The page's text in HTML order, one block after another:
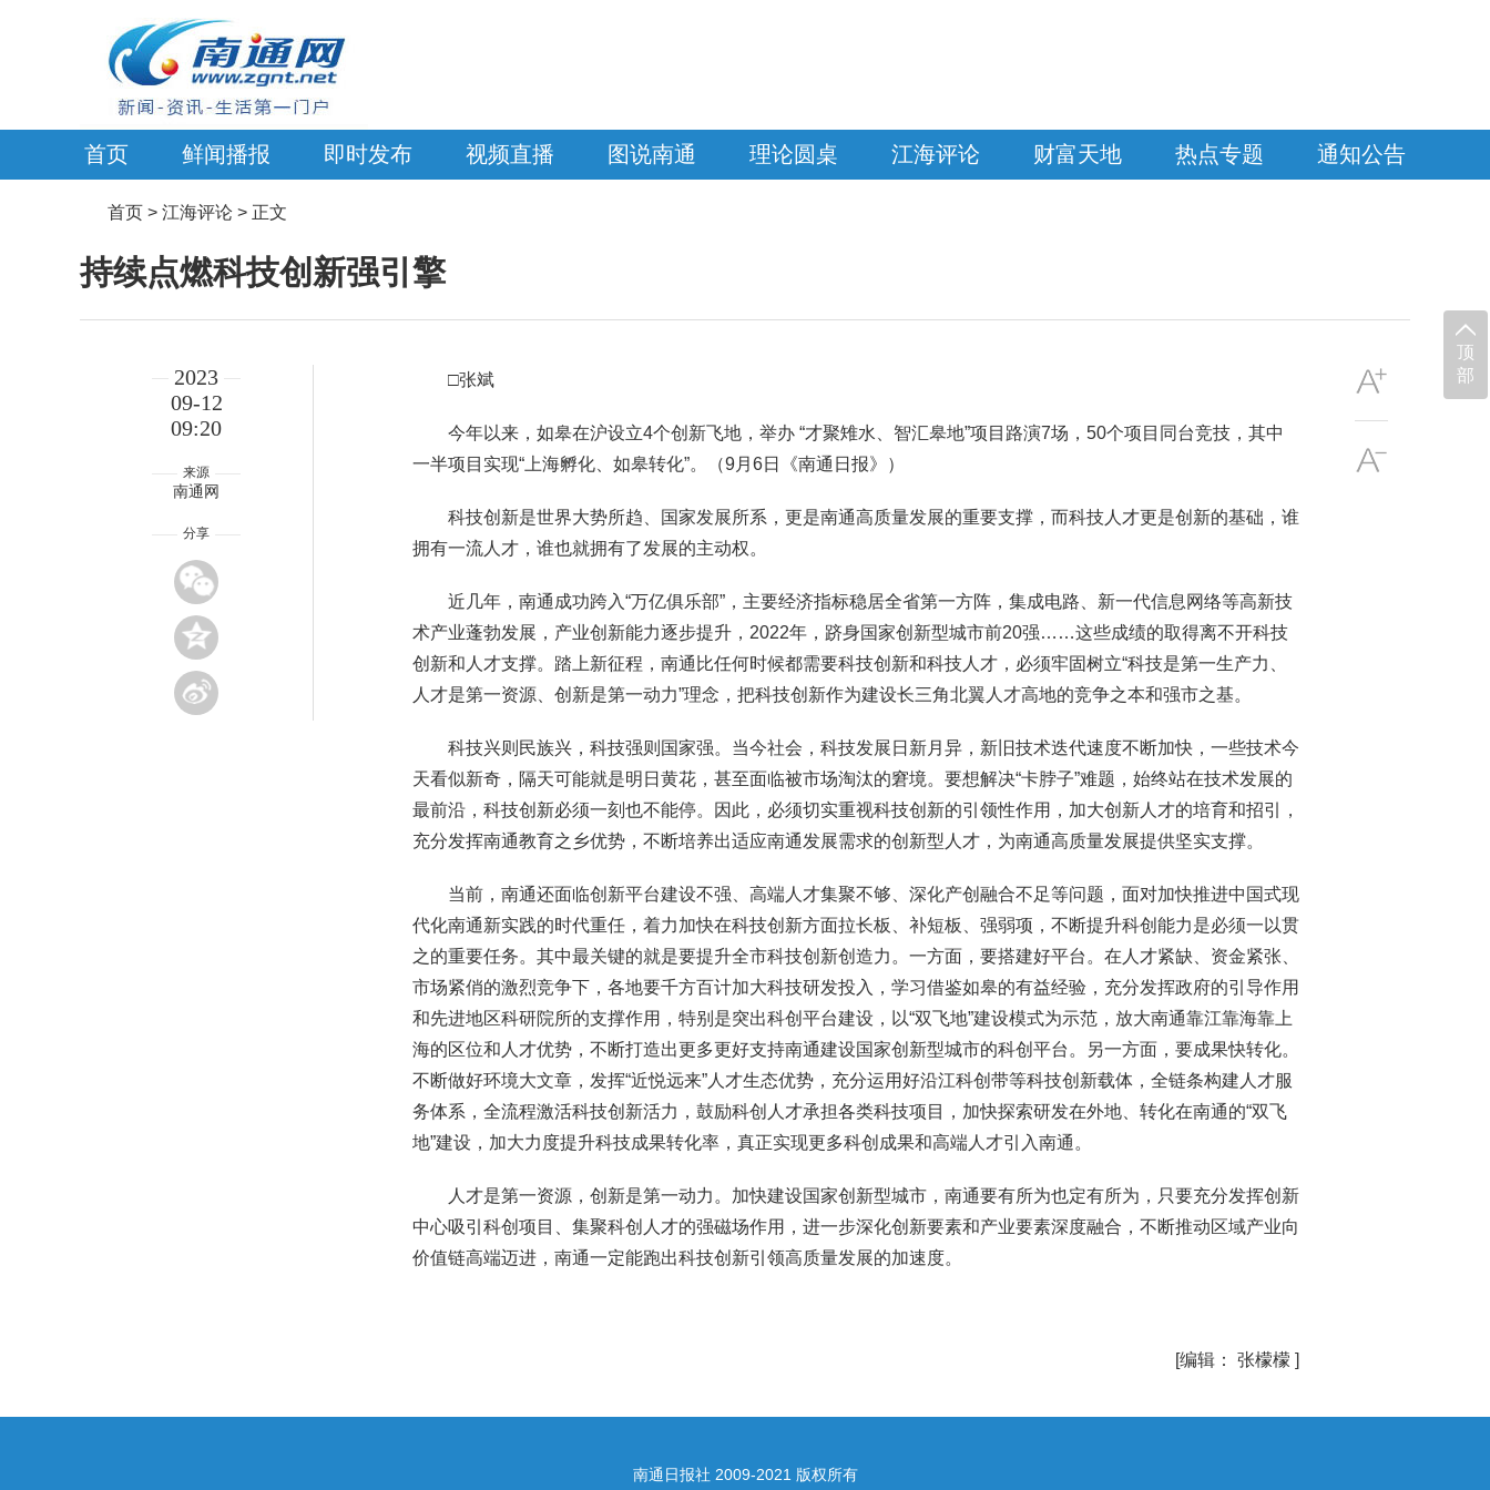
顶
部
首页 鲜闻播报 即时发布 视频直播 图说南通 理论圆桌 江海评论 财富天地 热点专题 通知公告
首页 > 江海评论 > 正文
持续点燃科技创新强引擎
2023
09-12
09:20
来源
南通网
分享
□张斌
今年以来，如皋在沪设立4个创新飞地，举办 “才聚雉水、智汇皋地”项目路演7场，50个项目同台竞技，其中
一半项目实现“上海孵化、如皋转化”。（9月6日《南通日报》）
科技创新是世界大势所趋、国家发展所系，更是南通高质量发展的重要支撑，而科技人才更是创新的基础，谁
拥有一流人才，谁也就拥有了发展的主动权。
近几年，南通成功跨入“万亿俱乐部”，主要经济指标稳居全省第一方阵，集成电路、新一代信息网络等高新技
术产业蓬勃发展，产业创新能力逐步提升，2022年，跻身国家创新型城市前20强……这些成绩的取得离不开科技
创新和人才支撑。踏上新征程，南通比任何时候都需要科技创新和科技人才，必须牢固树立“科技是第一生产力、
人才是第一资源、创新是第一动力”理念，把科技创新作为建设长三角北翼人才高地的竞争之本和强市之基。
科技兴则民族兴，科技强则国家强。当今社会，科技发展日新月异，新旧技术迭代速度不断加快，一些技术今
天看似新奇，隔天可能就是明日黄花，甚至面临被市场淘汰的窘境。要想解决“卡脖子”难题，始终站在技术发展的
最前沿，科技创新必须一刻也不能停。因此，必须切实重视科技创新的引领性作用，加大创新人才的培育和招引，
充分发挥南通教育之乡优势，不断培养出适应南通发展需求的创新型人才，为南通高质量发展提供坚实支撑。
当前，南通还面临创新平台建设不强、高端人才集聚不够、深化产创融合不足等问题，面对加快推进中国式现
代化南通新实践的时代重任，着力加快在科技创新方面拉长板、补短板、强弱项，不断提升科创能力是必须一以贯
之的重要任务。其中最关键的就是要提升全市科技创新创造力。一方面，要搭建好平台。在人才紧缺、资金紧张、
市场紧俏的激烈竞争下，各地要千方百计加大科技研发投入，学习借鉴如皋的有益经验，充分发挥政府的引导作用
和先进地区科研院所的支撑作用，特别是突出科创平台建设，以“双飞地”建设模式为示范，放大南通靠江靠海靠上
海的区位和人才优势，不断打造出更多更好支持南通建设国家创新型城市的科创平台。另一方面，要成果快转化。
不断做好环境大文章，发挥“近悦远来”人才生态优势，充分运用好沿江科创带等科技创新载体，全链条构建人才服
务体系，全流程激活科技创新活力，鼓励科创人才承担各类科技项目，加快探索研发在外地、转化在南通的“双飞
地”建设，加大力度提升科技成果转化率，真正实现更多科创成果和高端人才引入南通。
人才是第一资源，创新是第一动力。加快建设国家创新型城市，南通要有所为也定有所为，只要充分发挥创新
中心吸引科创项目、集聚科创人才的强磁场作用，进一步深化创新要素和产业要素深度融合，不断推动区域产业向
价值链高端迈进，南通一定能跑出科技创新引领高质量发展的加速度。
[编辑： 张檬檬 ]
南通日报社 2009-2021 版权所有